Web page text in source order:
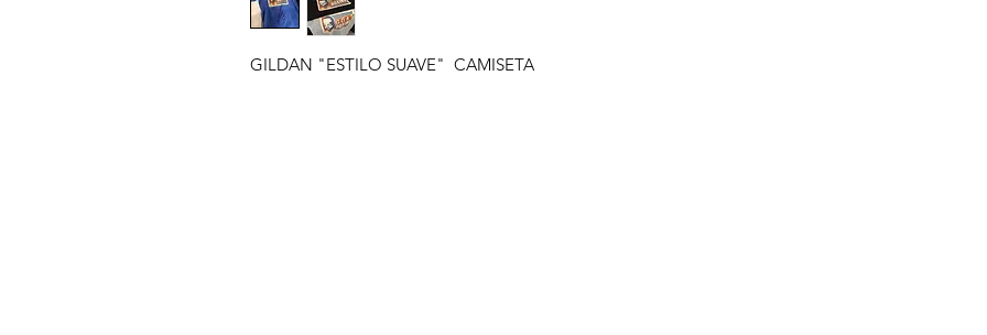
GILDAN "ESTILO SUAVE" CAMISETA